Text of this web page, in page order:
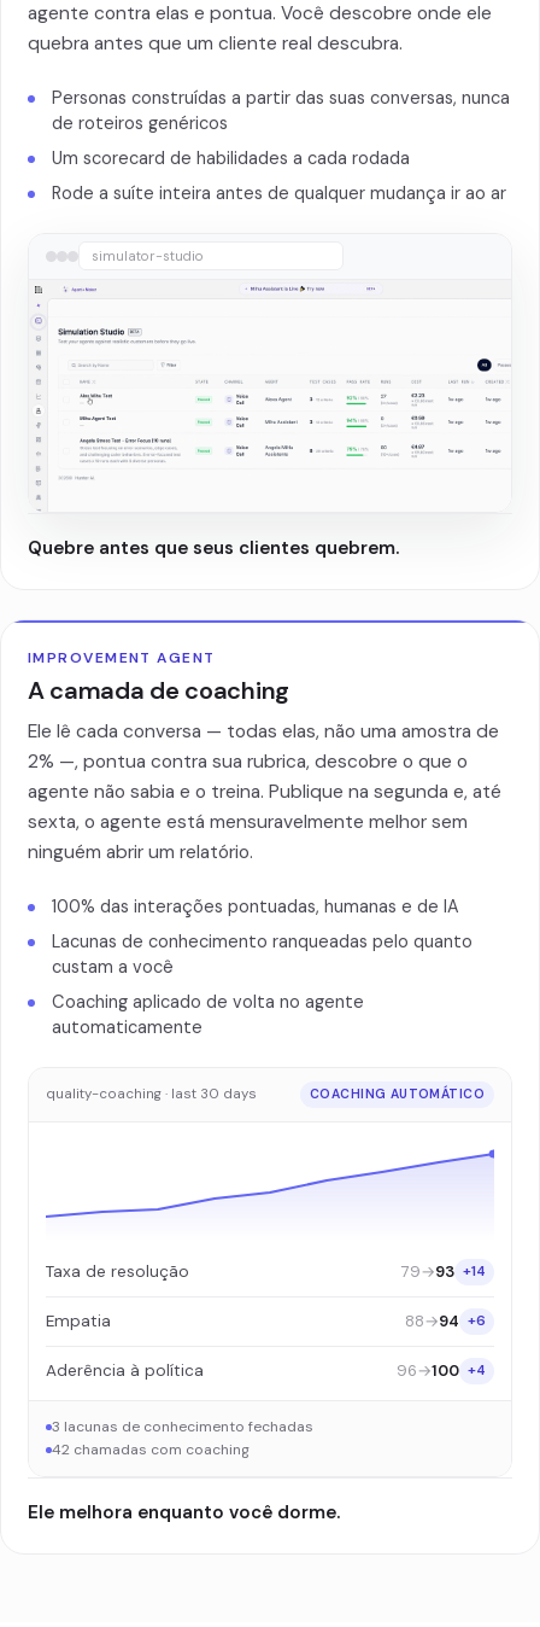
agente contra elas e pontua. Você descobre onde ele
quebra antes que um cliente real descubra.
Personas construídas a partir das suas conversas, nunca
de roteiros genéricos
Um scorecard de habilidades a cada rodada
Rode a suíte inteira antes de qualquer mudança ir ao ar
simulator-studio
Quebre antes que seus clientes quebrem.
IMPROVEMENT AGENT
A camada de coaching
Ele lê cada conversa — todas elas, não uma amostra de
2% —, pontua contra sua rubrica, descobre o que o
agente não sabia e o treina. Publique na segunda e, até
sexta, o agente está mensuravelmente melhor sem
ninguém abrir um relatório.
100% das interações pontuadas, humanas e de IA
Lacunas de conhecimento ranqueadas pelo quanto
custam a você
Coaching aplicado de volta no agente
automaticamente
quality-coaching · last 30 days COACHING AUTOMÁTICO
Taxa de resolução 79→93 +14
Empatia 88→94 +6
Aderência à política 96→100 +4
3 lacunas de conhecimento fechadas
42 chamadas com coaching
Ele melhora enquanto você dorme.